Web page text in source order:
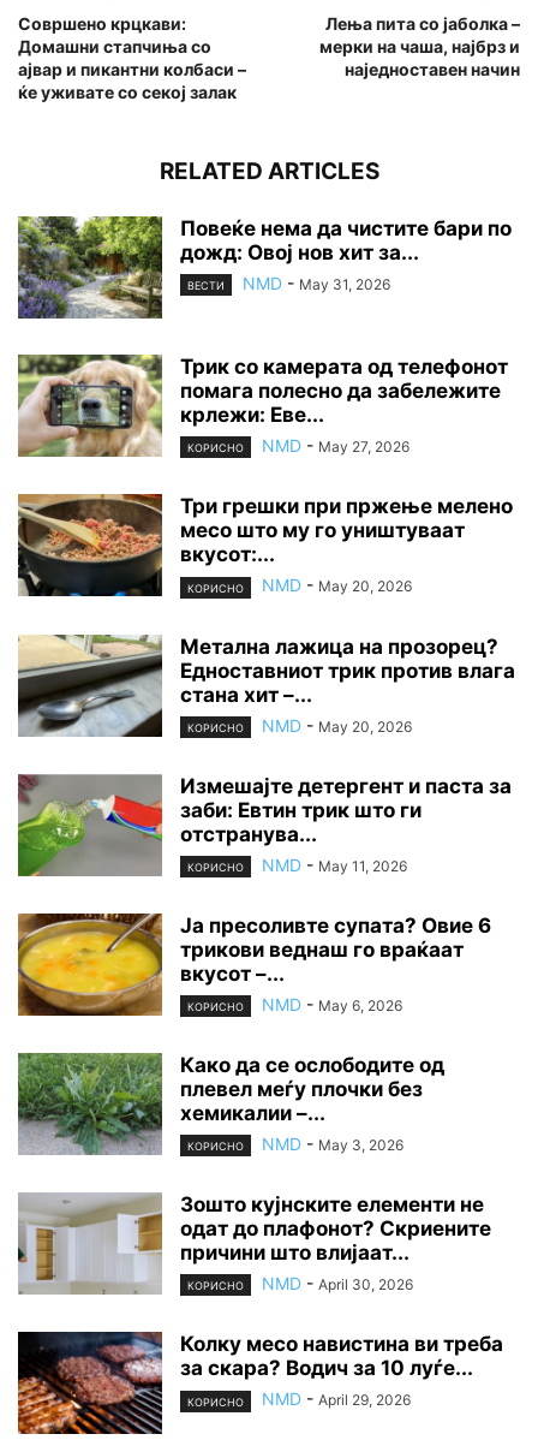
Совршено крцкави:
Домашни стапчиња со
ајвар и пикантни колбаси –
ќе уживате со секој залак
Лења пита со јаболка –
мерки на чаша, најбрз и
наједноставен начин
RELATED ARTICLES
Повеќе нема да чистите бари по
дожд: Овој нов хит за...
ВЕСТИ NMD - May 31, 2026
Трик со камерата од телефонот
помага полесно да забележите
крлежи: Еве...
КОРИСНО NMD - May 27, 2026
Три грешки при пржење мелено
месо што му го уништуваат
вкусот:...
КОРИСНО NMD - May 20, 2026
Метална лажица на прозорец?
Едноставниот трик против влага
стана хит –...
КОРИСНО NMD - May 20, 2026
Измешајте детергент и паста за
заби: Евтин трик што ги
отстранува...
КОРИСНО NMD - May 11, 2026
Ја пресоливте супата? Овие 6
трикови веднаш го враќаат
вкусот –...
КОРИСНО NMD - May 6, 2026
Како да се ослободите од
плевел меѓу плочки без
хемикалии –...
КОРИСНО NMD - May 3, 2026
Зошто кујнските елементи не
одат до плафонот? Скриените
причини што влијаат...
КОРИСНО NMD - April 30, 2026
Колку месо навистина ви треба
за скара? Водич за 10 луѓе...
КОРИСНО NMD - April 29, 2026